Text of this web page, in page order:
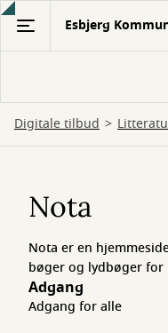
Gå
hovedindhold
Esbjerg
Digitale tilbud
Nota
Nota er en
bøger og lydbøger for
Adgang
Adgang for alle